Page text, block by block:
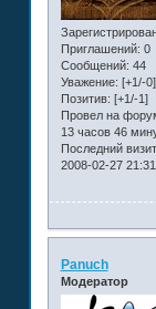
Приглашений: 0
Сообщений: 44
Уважение: [+1/-0]
Позитив: [+1/-1]
Провел на
13 часов 46
Последний
2008-02-27
Panuch
Модератор